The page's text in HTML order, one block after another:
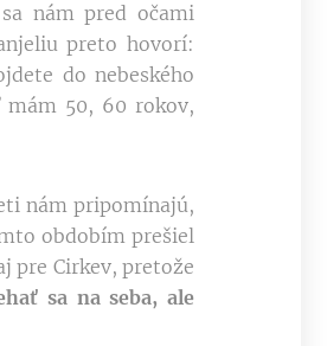
nám pred očami
preto hovorí:
do nebeského
mám 50, 60 rokov,
nám pripomínajú,
obdobím prešiel
pre Cirkev, pretože
sa na seba, ale